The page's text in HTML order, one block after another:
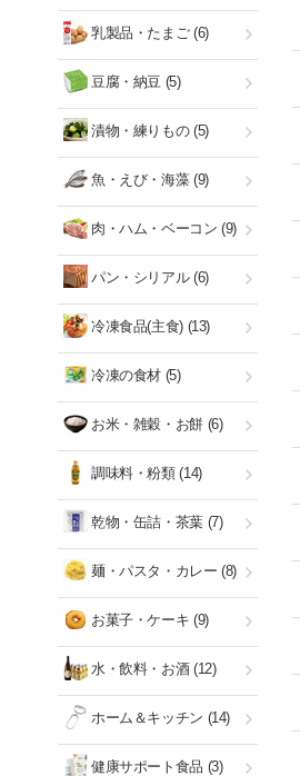
乳製品・たまご(6)
豆腐・納豆 (5)
漬物・練りもの(5)
魚・えび・海藻(9)
肉・ハム・ベーコン (9)
パン・シリアル(6)
冷凍食品(主食)(13)
冷凍の食材 (5)
お米・雑穀・お餅(6)
調味料・粉類(14)
乾物・缶詰・茶葉(7)
麺・パスタ・カレー (8)
お菓子・ケーキ (9)
水・飲料・お酒(12)
ホーム＆キッチン (14)
健康サポート食品 (3)